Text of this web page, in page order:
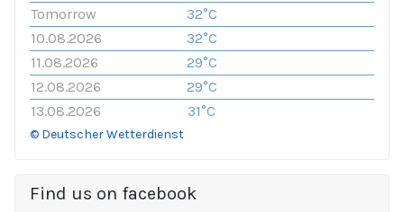
Tomorrow
32°C
10.08.2026
32°C
11.08.2026
29°C
12.08.2026
29°C
13.08.2026
31°C
© Deutscher Wetterdienst
Find us on facebook